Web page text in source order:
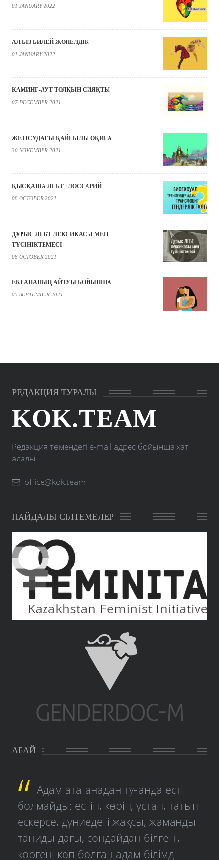
01 JANUARY 2022
АЛ БІЗ БИЛЕЙ ЖӨНЕЛДІК
01 JANUARY 2022
КАМИНГ-АУТ ТОЛҚЫН СИЯҚТЫ
07 DECEMBER 2021
ЖЕТІСУДАҒЫ ҚАЙҒЫЛЫ ОҚИҒА
30 NOVEMBER 2021
ҚЫСҚАША ЛГБТ ГЛОССАРИЙ
08 OCTOBER 2021
ДҰРЫС ЛГБТ ЛЕКСИКАСЫ МЕН
ТҮСІНІКТЕМЕСІ
08 OCTOBER 2021
ЕКІ АНАНЫҢ АЙТУЫ БОЙЫНША
05 SEPTEMBER 2021
РЕДАКЦИЯ ТУРАЛЫ
KOK.TEAM
Редакция төмендегі e-mail адрес бойынша хат
алады.
office@kok.team
ПАЙДАЛЫ СІЛТЕМЕЛЕР
АБАЙ
Адам ата-анадан туғанда есті
болмайды: естіп, көріп, ұстап, татып
ескерсе, дүниедегі жақсы, жаманды
таниды дағы, сондайдан білгені,
көргені көп болған адам білімді